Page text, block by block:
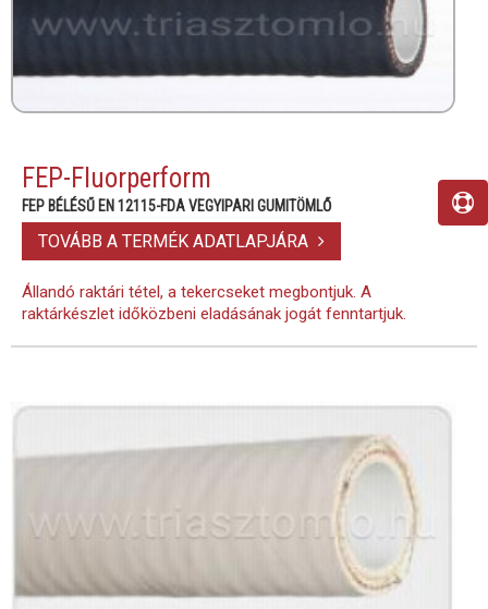
FEP-Fluorperform
FEP BÉLÉSŰ EN 12115-FDA VEGYIPARI GUMITÖMLŐ
TOVÁBB A TERMÉK ADATLAPJÁRA
Állandó raktári tétel, a tekercseket megbontjuk. A
raktárkészlet időközbeni eladásának jogát fenntartjuk.